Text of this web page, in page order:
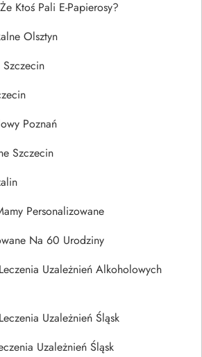
Ktoś Pali E-Papierosy?
Olsztyn
Poznań
Szczecin
Personalizowane
Na 60 Urodziny
Uzależnień Alkoholowych
Uzależnień Śląsk
Uzależnień Śląsk